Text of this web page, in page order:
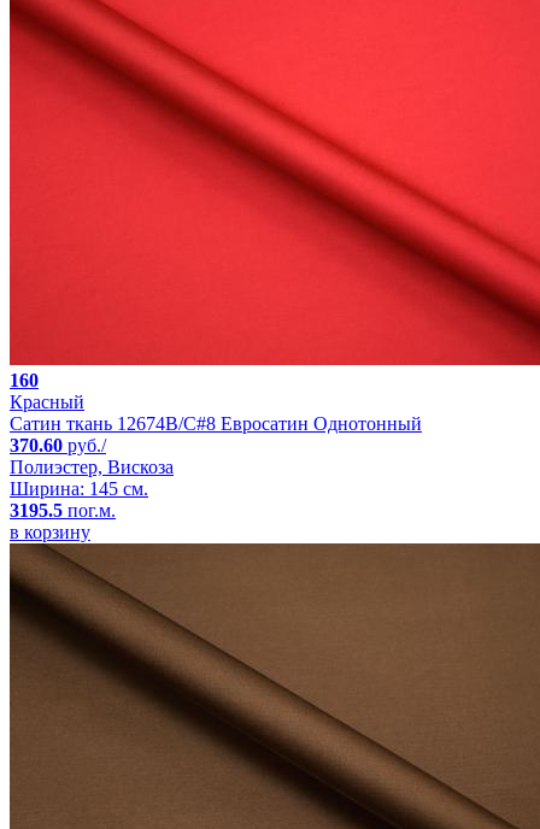
160
Красный
Сатин ткань 12674B/C#8 Евросатин Однотонный
370.60 руб./
Полиэстер, Вискоза
Ширина: 145 см.
3195.5 пог.м.
в корзину